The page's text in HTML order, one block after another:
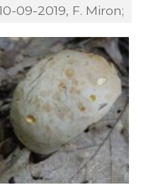
09-2019, F. Miron;